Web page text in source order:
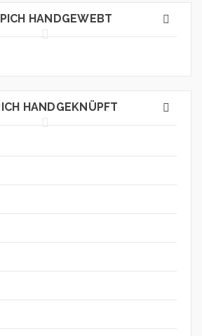
HANDGEWEBT
HANDGEKNÜPFT